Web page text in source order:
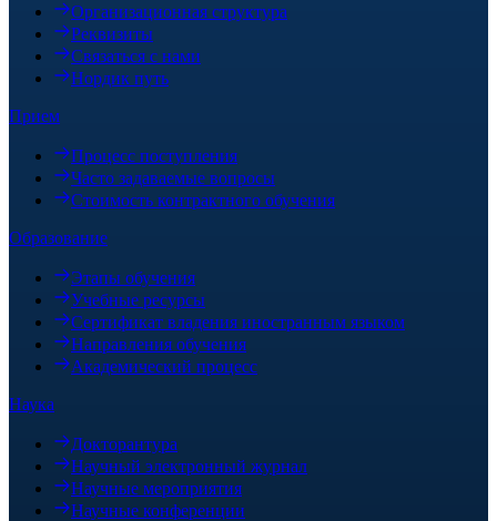
Организационная структура
Реквизиты
Связаться с нами
Нордик путь
Прием
Процесс поступления
Часто задаваемые вопросы
Стоимость контрактного обучения
Образование
Этапы обучения
Учебные ресурсы
Сертификат владения иностранным языком
Направления обучения
Академический процесс
Наука
Докторантура
Научный электронный журнал
Научные мероприятия
Научные конференции